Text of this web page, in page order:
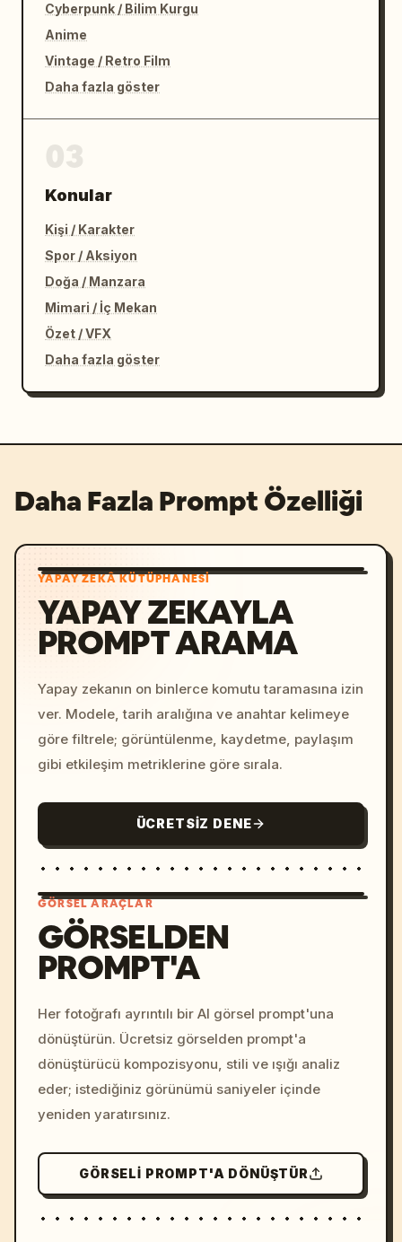
Cyberpunk / Bilim Kurgu
Anime
Vintage / Retro Film
Daha fazla göster
Konular
Kişi / Karakter
Spor / Aksiyon
Doğa / Manzara
Mimari / İç Mekan
Özet / VFX
Daha fazla göster
Daha Fazla Prompt Özelliği
YAPAY ZEKÂ KÜTÜPHANESI
YAPAY ZEKAYLA
PROMPT ARAMA
Yapay zekanın on binlerce komutu taramasına izin
ver. Modele, tarih aralığına ve anahtar kelimeye
göre filtrele; görüntülenme, kaydetme, paylaşım
gibi etkileşim metriklerine göre sırala.
ÜCRETSIZ DENE
colors, 8k --v 6.0
GÖRSEL ARAÇLAR
GÖRSELDEN
PROMPT'A
Her fotoğrafı ayrıntılı bir AI görsel prompt'una
dönüştürün. Ücretsiz görselden prompt'a
dönüştürücü kompozisyonu, stili ve ışığı analiz
eder; istediğiniz görünümü saniyeler içinde
yeniden yaratırsınız.
GÖRSELI PROMPT'A DÖNÜŞTÜR